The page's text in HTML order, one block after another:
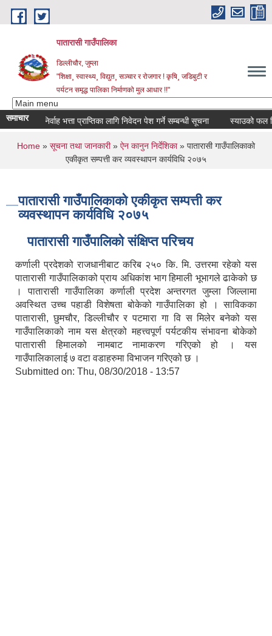
Skip to main content
पातारासी गाउँपालिका
डिल्लीचौर, जुम्ला
"शिक्षा¸ स्वास्थ्य¸ विद्युत¸ सञ्चार र रोजगार ! कृषि¸ जडिबुटी र
पर्यटन समृद्ध पालिका निर्माणको मुल आधार !!"
समाचार
र जीवन निर्वाह भत्ता प्राप्तिका लागि निवेदन पेश गर्ने सम्बन्धी सूचना स्याउको फल
You are here
Home » सूचना तथा जानकारी» ऐन कानुन निर्देशिका» पातारासी गाउँपालिकाको
एकीकृत सम्पत्ती कर व्यवस्थापन कार्यविधि २०७५
पातारासी गाउँपालिकाको एकीकृत सम्पत्ती कर
व्यवस्थापन कार्यविधि २०७५
पातारासी गाउँपालिको संक्षिप्त परिचय
कर्णाली प्रदेशको राजधानीबाट करिब २५० कि. मि. उत्तरमा रहेको यस
पातारासी गाउँपालिकाको प्राय अधिकांश भाग हिमाली भूभागले ढाकेको छ
। पातारासी गाउँपालिका कर्णाली प्रदेश अन्तरगत जुम्ला जिल्लामा
अवस्थित उच्च पहाडी विशेषता बोकेको गाउँपालिका हो । साविकका
पातारासी, छुमचौर, डिल्लीचौर र पटमारा गा वि स मिलेर बनेको यस
गाउँपालिकाको नाम यस क्षेत्रको महत्त्वपूर्ण पर्यटकीय संभावना बोकेको
पातारासी हिमालको नामबाट नामाकरण गरिएको हो । यस
गाउँपालिकालाई ७ वटा वडाहरुमा विभाजन गरिएको छ ।
Submitted on: Thu, 08/30/2018 - 13:57